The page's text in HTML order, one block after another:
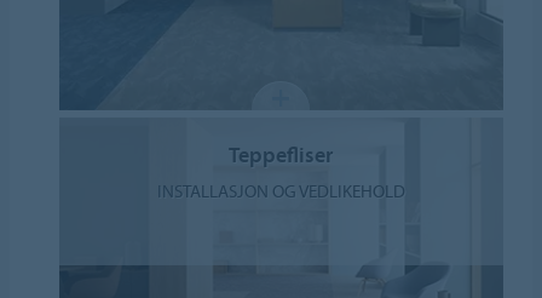
Teppefliser
INSTALLASJON OG VEDLIKEHOLD